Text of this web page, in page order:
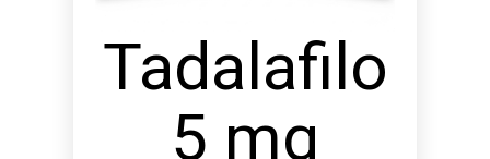
Tadalafilo
5 mg